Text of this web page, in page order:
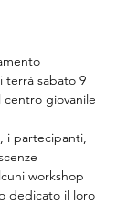
terrà sabato 9
centro giovanile
i partecipanti,
workshop
dedicato il loro